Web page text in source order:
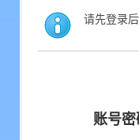
请先登录
账号